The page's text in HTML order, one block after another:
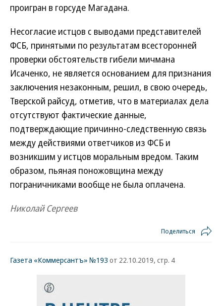
проигран в горсуде Магадана.
Несогласие истцов с выводами представителей
ФСБ, принятыми по результатам всесторонней
проверки обстоятельств гибели мичмана
Исаченко, не является основанием для признания
заключения незаконным, решил, в свою очередь,
Тверской райсуд, отметив, что в материалах дела
отсутствуют фактические данные,
подтверждающие причинно-следственную связь
между действиями ответчиков из ФСБ и
возникшим у истцов моральным вредом. Таким
образом, пьяная поножовщина между
пограничниками вообще не была оплачена.
Николай Сергеев
Поделиться
Газета «Коммерсантъ» №193 от 22.10.2019, стр. 4